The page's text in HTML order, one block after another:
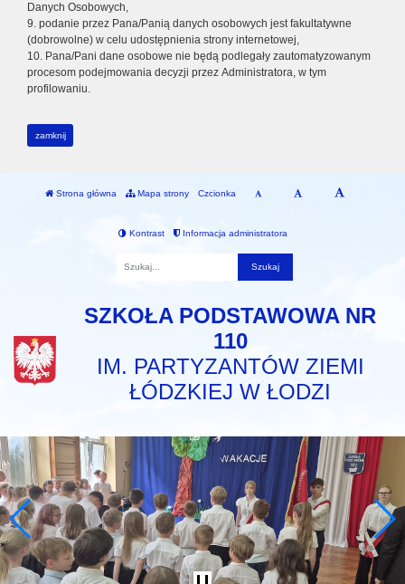
Danych Osobowych,
9. podanie przez Pana/Panią danych osobowych jest fakultatywne
(dobrowolne) w celu udostępnienia strony internetowej,
10. Pana/Pani dane osobowe nie będą podlegały zautomatyzowanym
procesom podejmowania decyzji przez Administratora, w tym
profilowaniu.
zamknij
Strona główna Mapa strony Czcionka
Kontrast Informacja administratora
SZKOŁA PODSTAWOWA NR
110
IM. PARTYZANTÓW ZIEMI
ŁÓDZKIEJ W ŁODZI